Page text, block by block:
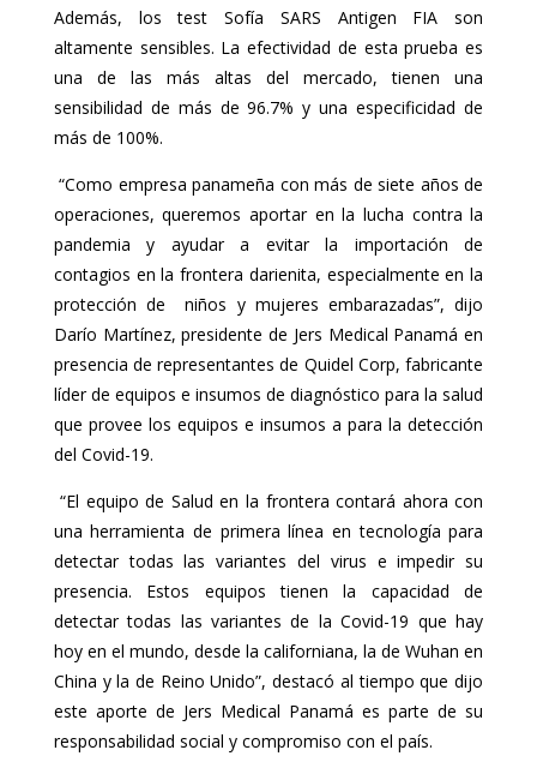
Además, los test Sofía SARS Antigen FIA son
altamente sensibles. La efectividad de esta prueba es
una de las más altas del mercado, tienen una
sensibilidad de más de 96.7% y una especificidad de
más de 100%.
“Como empresa panameña con más de siete años de
operaciones, queremos aportar en la lucha contra la
pandemia y ayudar a evitar la importación de
contagios en la frontera darienita, especialmente en la
protección de niños y mujeres embarazadas”, dijo
Darío Martínez, presidente de Jers Medical Panamá en
presencia de representantes de Quidel Corp, fabricante
líder de equipos e insumos de diagnóstico para la salud
que provee los equipos e insumos a para la detección
del Covid-19.
“El equipo de Salud en la frontera contará ahora con
una herramienta de primera línea en tecnología para
detectar todas las variantes del virus e impedir su
presencia. Estos equipos tienen la capacidad de
detectar todas las variantes de la Covid-19 que hay
hoy en el mundo, desde la californiana, la de Wuhan en
China y la de Reino Unido”, destacó al tiempo que dijo
este aporte de Jers Medical Panamá es parte de su
responsabilidad social y compromiso con el país.